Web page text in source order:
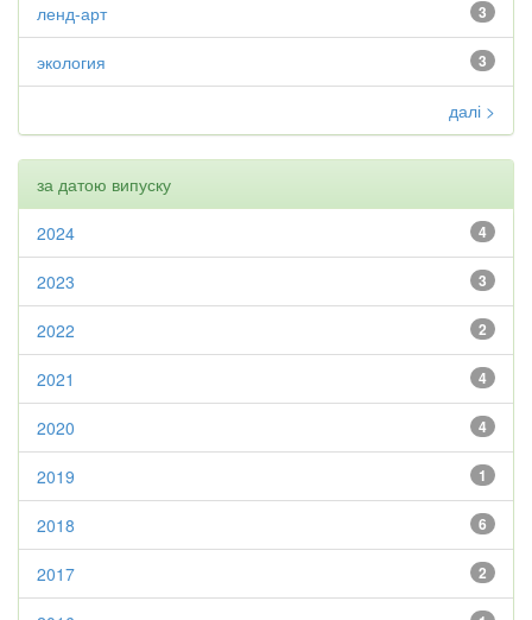
3
ленд-арт
3
экология
далі >
за датою випуску
4
2024
3
2023
2
2022
4
2021
4
2020
1
2019
6
2018
2
2017